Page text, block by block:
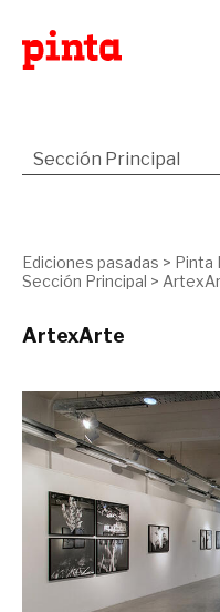
Ediciones pasadas > Pinta
Sección Principal >
ArtexArte